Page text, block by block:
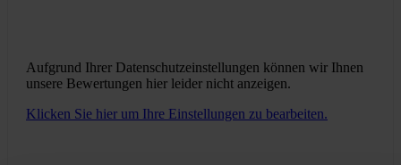
Aufgrund Ihrer Datenschutzeinstellungen können wir Ihnen
unsere Bewertungen hier leider nicht anzeigen.
Klicken Sie hier um Ihre Einstellungen zu bearbeiten.